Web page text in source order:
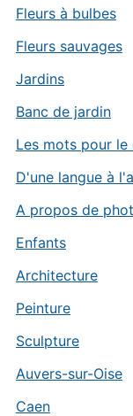
Fleurs à bulbes
Fleurs sauvages
Jardins
Banc de jardin
Les mots pour le
D'une langue à
A propos de
Enfants
Architecture
Peinture
Sculpture
Auvers-sur-Oise
Caen